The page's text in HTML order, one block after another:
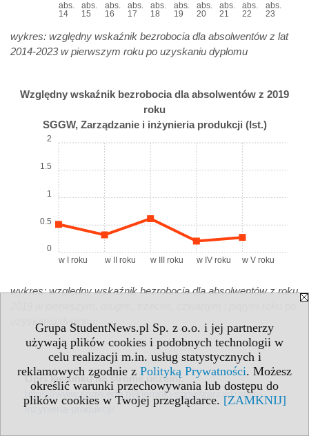
Grupa StudentNews.pl Sp. z o.o. i jej partnerzy
używają plików cookies i podobnych technologii w
celu realizacji m.in. usług statystycznych i
reklamowych zgodnie z Polityką Prywatności. Możesz
określić warunki przechowywania lub dostępu do
plików cookies w Twojej przeglądarce. [ZAMKNIJ]
abs.
14
abs.
15
abs.
16
abs.
17
abs.
18
abs.
19
abs.
20
abs.
21
abs.
22
abs.
23
wykres: względny wskaźnik bezrobocia dla absolwentów z lat
2014-2023 w pierwszym roku po uzyskaniu dyplomu
Względny wskaźnik bezrobocia dla absolwentów z 2019
roku
SGGW, Zarządzanie i inżynieria produkcji (Ist.)
w I roku w II roku w III roku w IV roku w V roku
0
0.5
1
1.5
2
wykres: względny wskaźnik bezrobocia dla absolwentów z roku
uzyskaniu dyplomu
Opis kierunku na stronie uczelni:
https://www.sggw.edu.pl/kierunki-sggw/zarzadzanie-i-
inzynieria-produkcji/